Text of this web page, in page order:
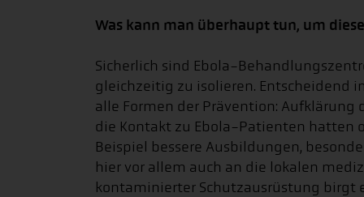
Was kann man überhaupt tun, um
Sicherlich sind Ebola-
gleichzeitig zu isolieren. Entscheidend
alle Formen der Prävention: Aufklärung
die Kontakt zu Ebola-Patienten hatten
Beispiel bessere Ausbildungen,
hier vor allem auch an die lokalen
kontaminierter Schutzausrüstung birgt